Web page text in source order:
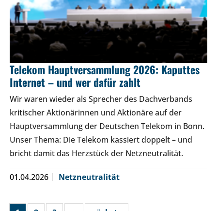
Telekom Hauptversammlung 2026: Kaputtes
Internet – und wer dafür zahlt
Wir waren wieder als Sprecher des Dachverbands
kritischer Aktionärinnen und Aktionäre auf der
Hauptversammlung der Deutschen Telekom in Bonn.
Unser Thema: Die Telekom kassiert doppelt – und
bricht damit das Herzstück der Netzneutralität.
01.04.2026 Netzneutralität